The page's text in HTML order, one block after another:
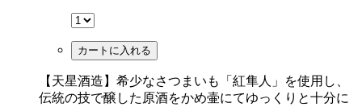
カートに入れる
【天星酒造】希少なさつまいも「紅隼人」を使用し、
伝統の技で醸した原酒をかめ壷にてゆっくりと十分に